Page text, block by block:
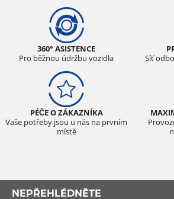
360° ASISTENCE
Pro běžnou údržbu vozidla
Síť
PÉČE O ZÁKAZNÍKA
Vaše potřeby jsou u nás na prvním
místě
NEPŘEHLÉDNĚTE